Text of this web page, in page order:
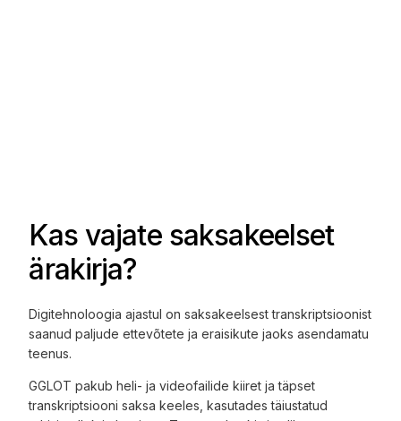
Kas vajate saksakeelset
ärakirja?
Digitehnoloogia ajastul on saksakeelsest transkriptsioonist
saanud paljude ettevõtete ja eraisikute jaoks asendamatu
teenus.
GGLOT pakub heli- ja videofailide kiiret ja täpset
transkriptsiooni saksa keeles, kasutades täiustatud